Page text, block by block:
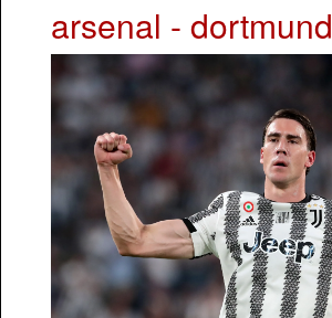
arsenal - dortmund